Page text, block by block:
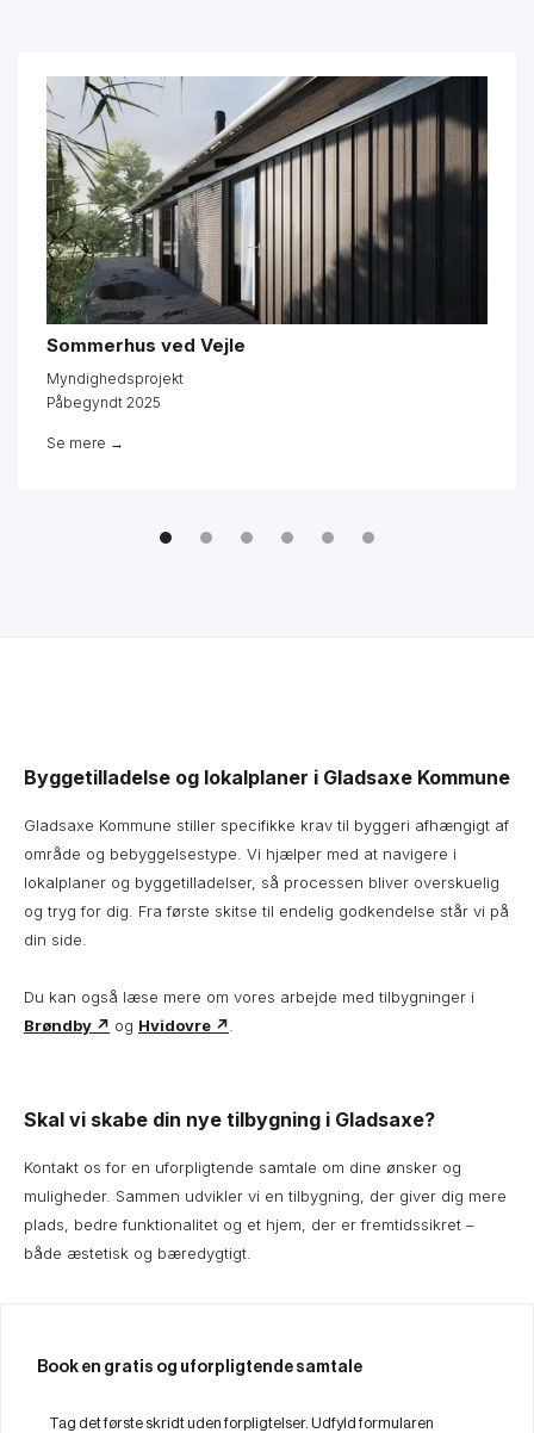
Sommerhus ved Vejle
Myndighedsprojekt
Påbegyndt 2025
Se mere →
Byggetilladelse og lokalplaner i Gladsaxe Kommune
Gladsaxe Kommune stiller specifikke krav til byggeri afhængigt af
område og bebyggelsestype. Vi hjælper med at navigere i
lokalplaner og byggetilladelser, så processen bliver overskuelig
og tryg for dig. Fra første skitse til endelig godkendelse står vi på
din side.
Du kan også læse mere om vores arbejde med tilbygninger i
Brøndby ↗ og Hvidovre ↗.
Skal vi skabe din nye tilbygning i Gladsaxe?
Kontakt os for en uforpligtende samtale om dine ønsker og
muligheder. Sammen udvikler vi en tilbygning, der giver dig mere
plads, bedre funktionalitet og et hjem, der er fremtidssikret –
både æstetisk og bæredygtigt.
Book en gratis og uforpligtende samtale
Tag det første skridt uden forpligtelser. Udfyld formularen